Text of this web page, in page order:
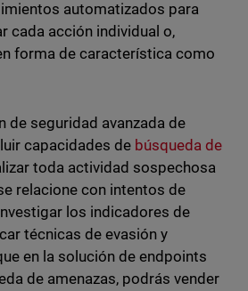
automatizados para
cada acción individual o,
forma de característica como
de seguridad avanzada de
capacidades de búsqueda de
toda actividad sospechosa
relacione con intentos de
los indicadores de
técnicas de evasión y
en la solución de endpoints
de amenazas, podrás vender